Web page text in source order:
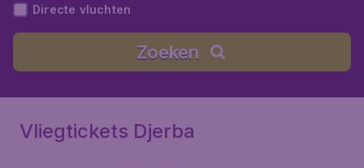
Directe vluchten
Zoeken
Vliegtickets Djerba